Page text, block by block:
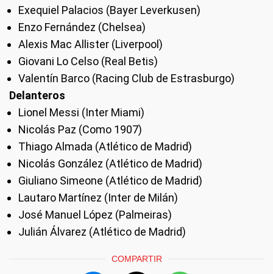
Exequiel Palacios (Bayer Leverkusen)
Enzo Fernández (Chelsea)
Alexis Mac Allister (Liverpool)
Giovani Lo Celso (Real Betis)
Valentín Barco (Racing Club de Estrasburgo)
Delanteros
Lionel Messi (Inter Miami)
Nicolás Paz (Como 1907)
Thiago Almada (Atlético de Madrid)
Nicolás González (Atlético de Madrid)
Giuliano Simeone (Atlético de Madrid)
Lautaro Martínez (Inter de Milán)
José Manuel López (Palmeiras)
Julián Álvarez (Atlético de Madrid)
COMPARTIR